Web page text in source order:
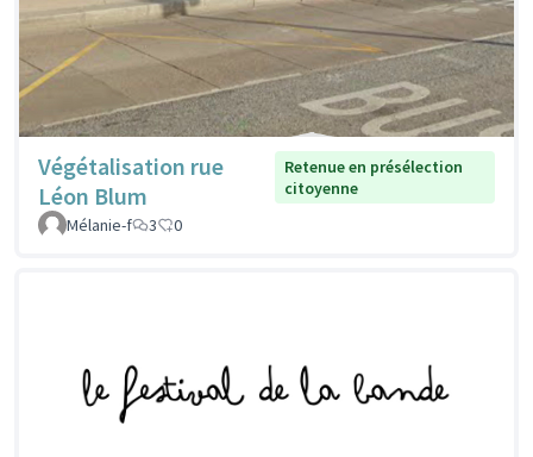
Végétalisation rue
Léon Blum
Retenue en présélection
citoyenne
Mélanie-f
3 0